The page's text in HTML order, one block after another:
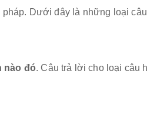
Dưới đây là những loại
nào đó. Câu trả lời cho loại câu